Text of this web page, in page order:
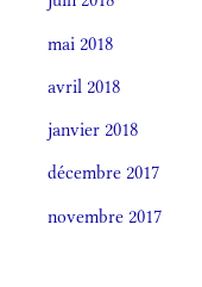
mai 2018
avril 2018
janvier 2018
décembre 2017
novembre 2017